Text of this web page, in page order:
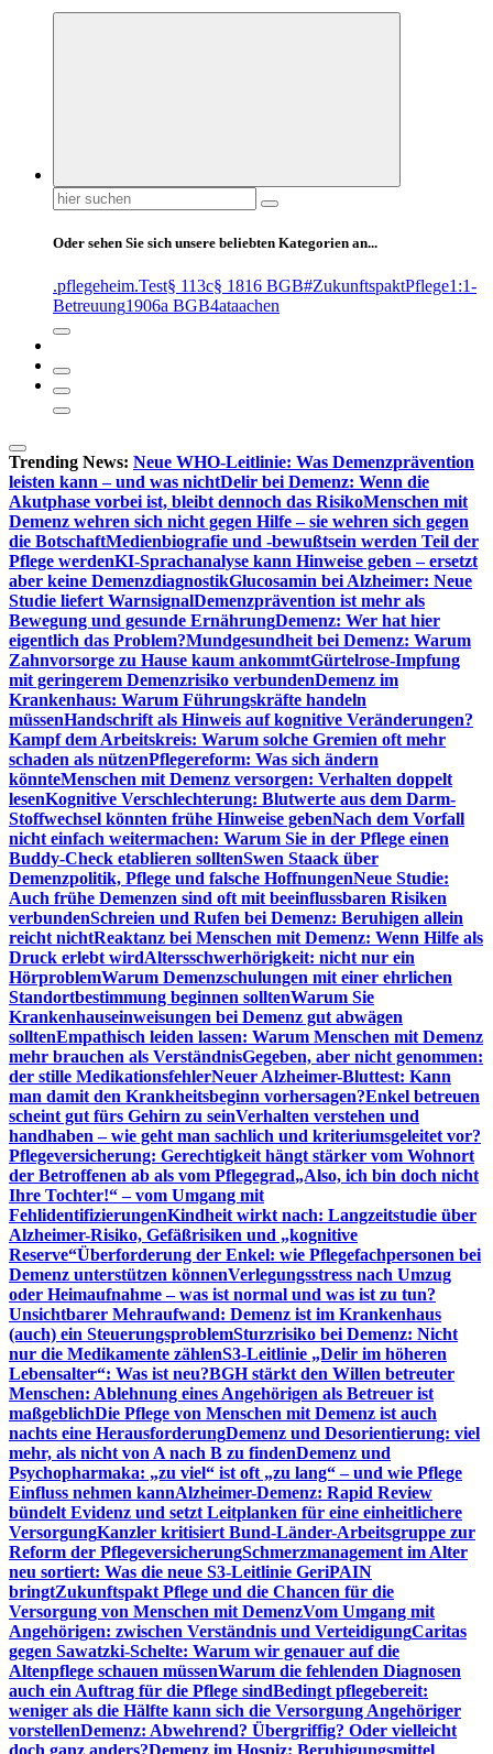
Suchen
nach:
Oder sehen Sie sich unsere beliebten Kategorien an...
.pflegeheim.Test§ 113c§ 1816 BGB#ZukunftspaktPflege1:1-
Betreuung1906a BGB4ataachen
Trending News: Neue WHO-Leitlinie: Was Demenzprävention
leisten kann – und was nichtDelir bei Demenz: Wenn die
Akutphase vorbei ist, bleibt dennoch das RisikoMenschen mit
Demenz wehren sich nicht gegen Hilfe – sie wehren sich gegen
die BotschaftMedienbiografie und -bewußtsein werden Teil der
Pflege werdenKI-Sprachanalyse kann Hinweise geben – ersetzt
aber keine DemenzdiagnostikGlucosamin bei Alzheimer: Neue
Studie liefert WarnsignalDemenzprävention ist mehr als
Bewegung und gesunde ErnährungDemenz: Wer hat hier
eigentlich das Problem?Mundgesundheit bei Demenz: Warum
Zahnvorsorge zu Hause kaum ankommtGürtelrose-Impfung
mit geringerem Demenzrisiko verbundenDemenz im
Krankenhaus: Warum Führungskräfte handeln
müssenHandschrift als Hinweis auf kognitive Veränderungen?
Kampf dem Arbeitskreis: Warum solche Gremien oft mehr
schaden als nützenPflegereform: Was sich ändern
könnteMenschen mit Demenz versorgen: Verhalten doppelt
lesenKognitive Verschlechterung: Blutwerte aus dem Darm-
Stoffwechsel könnten frühe Hinweise gebenNach dem Vorfall
nicht einfach weitermachen: Warum Sie in der Pflege einen
Buddy-Check etablieren solltenSwen Staack über
Demenzpolitik, Pflege und falsche HoffnungenNeue Studie:
Auch frühe Demenzen sind oft mit beeinflussbaren Risiken
verbundenSchreien und Rufen bei Demenz: Beruhigen allein
reicht nichtReaktanz bei Menschen mit Demenz: Wenn Hilfe als
Druck erlebt wirdAltersschwerhörigkeit: nicht nur ein
HörproblemWarum Demenzschulungen mit einer ehrlichen
Standortbestimmung beginnen solltenWarum Sie
Krankenhauseinweisungen bei Demenz gut abwägen
solltenEmpathisch leiden lassen: Warum Menschen mit Demenz
mehr brauchen als VerständnisGegeben, aber nicht genommen:
der stille MedikationsfehlerNeuer Alzheimer-Bluttest: Kann
man damit den Krankheitsbeginn vorhersagen?Enkel betreuen
scheint gut fürs Gehirn zu seinVerhalten verstehen und
handhaben – wie geht man sachlich und kriteriumsgeleitet vor?
Pflegeversicherung: Gerechtigkeit hängt stärker vom Wohnort
der Betroffenen ab als vom Pflegegrad„Also, ich bin doch nicht
Ihre Tochter!“ – vom Umgang mit
FehlidentifizierungenKindheit wirkt nach: Langzeitstudie über
Alzheimer-Risiko, Gefäßrisiken und „kognitive
Reserve“Überforderung der Enkel: wie Pflegefachpersonen bei
Demenz unterstützen könnenVerlegungsstress nach Umzug
oder Heimaufnahme – was ist normal und was ist zu tun?
Unsichtbarer Mehraufwand: Demenz ist im Krankenhaus
(auch) ein SteuerungsproblemSturzrisiko bei Demenz: Nicht
nur die Medikamente zählenS3-Leitlinie „Delir im höheren
Lebensalter“: Was ist neu?BGH stärkt den Willen betreuter
Menschen: Ablehnung eines Angehörigen als Betreuer ist
maßgeblichDie Pflege von Menschen mit Demenz ist auch
nachts eine HerausforderungDemenz und Desorientierung: viel
mehr, als nicht von A nach B zu findenDemenz und
Psychopharmaka: „zu viel“ ist oft „zu lang“ – und wie Pflege
Einfluss nehmen kannAlzheimer-Demenz: Rapid Review
bündelt Evidenz und setzt Leitplanken für eine einheitlichere
VersorgungKanzler kritisiert Bund-Länder-Arbeitsgruppe zur
Reform der PflegeversicherungSchmerzmanagement im Alter
neu sortiert: Was die neue S3-Leitlinie GeriPAIN
bringtZukunftspakt Pflege und die Chancen für die
Versorgung von Menschen mit DemenzVom Umgang mit
Angehörigen: zwischen Verständnis und VerteidigungCaritas
gegen Sawatzki-Schelte: Warum wir genauer auf die
Altenpflege schauen müssenWarum die fehlenden Diagnosen
auch ein Auftrag für die Pflege sindBedingt pflegebereit:
weniger als die Hälfte kann sich die Versorgung Angehöriger
vorstellenDemenz: Abwehrend? Übergriffig? Oder vielleicht